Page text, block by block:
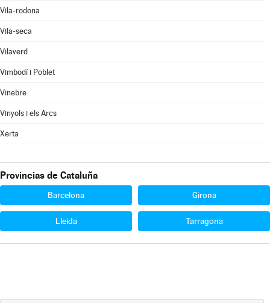
Vila-rodona
Vila-seca
Vilaverd
Vimbodí i Poblet
Vinebre
Vinyols i els Arcs
Xerta
Provincias de Cataluña
Barcelona Girona
Lleida Tarragona